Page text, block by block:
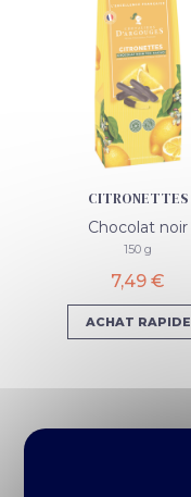
CITRONETTES
Chocolat noir
150 g
7,49 €
ACHAT RAPIDE